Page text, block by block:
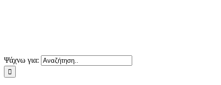
Ψάχνω για: